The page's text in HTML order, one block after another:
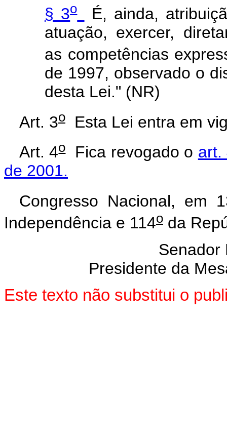
§ 3o
É, ainda,
atuação, exercer,
as competências
de 1997, observado o
desta Lei." (NR)
Art. 3o Esta Lei entra em
Art. 4oFica revogado o art.
de 2001.
Congresso Nacional, em
Independência e 114o da
Senador
Presidente da
Este texto não substitui o